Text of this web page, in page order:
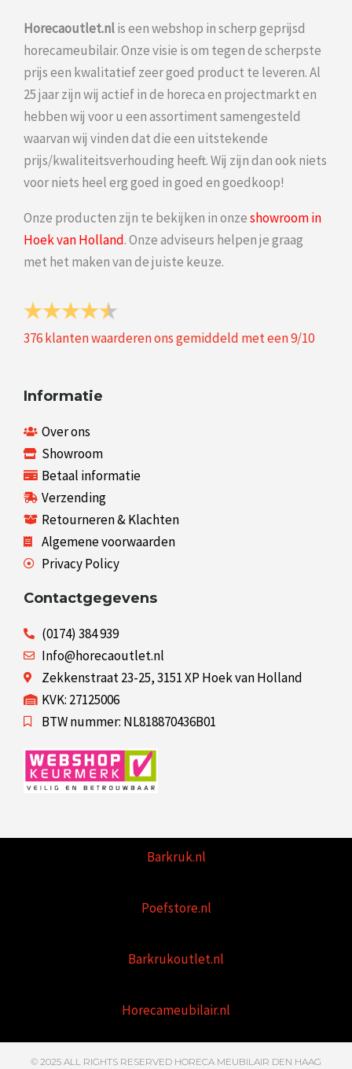
Horecaoutlet.nlis een webshop in scherp geprijsd
horecameubilair. Onze visie is om tegen de scherpste
prijs een kwalitatief zeer goed product te leveren. Al
25 jaar zijn wij actief in de horeca en projectmarkt en
hebben wij voor u een assortiment samengesteld
waarvan wij vinden dat die een uitstekende
prijs/kwaliteitsverhouding heeft. Wij zijn dan ook niets
voor niets heel erg goed in goed en goedkoop!
Onze producten zijn te bekijken in onzeshowroom in
Hoek van Holland. Onze adviseurs helpen je graag
met het maken van de juiste keuze.
376klanten waarderen ons gemiddeld met een9/10
Informatie
Over ons
Showroom
Betaal informatie
Verzending
Retourneren & Klachten
Algemene voorwaarden
Privacy Policy
Contactgegevens
(0174) 384 939
Info@horecaoutlet.nl
Zekkenstraat 23-25, 3151 XP Hoek van Holland
KVK: 27125006
BTW nummer: NL818870436B01
Barkruk.nl
Poefstore.nl
Barkrukoutlet.nl
Horecameubilair.nl
© 2025 ALL RIGHTS RESERVED HORECA MEUBILAIR DEN HAAG